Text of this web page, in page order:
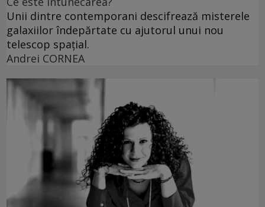
Unii dintre contemporani descifrează misterele
galaxiilor îndepărtate cu ajutorul unui nou
telescop spațial.
Andrei CORNEA